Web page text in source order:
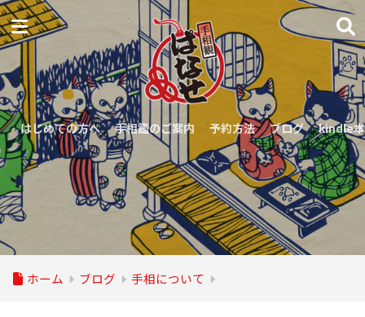
はじめての方へ 手相鑑のご案内 予約方法 ブログ kindle本
ホーム ブログ 手相について